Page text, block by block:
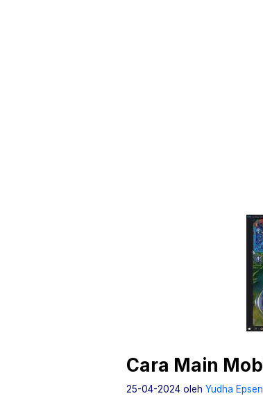
Cara Main
25-04-2024 oleh Yudha Epsen